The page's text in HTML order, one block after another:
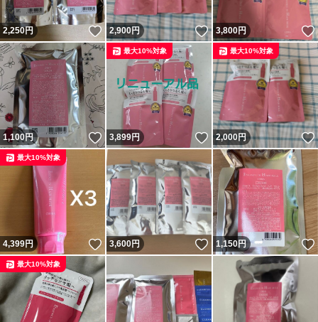
2,250円 いいね！
2,900円 いいね！
3,800円
1,100円 いいね！
3,899円 いいね！
最大10%対象
2,000円
最大10%対象
4,399円 いいね！
最大10%対象
3,600円 いいね！
1,150円
最大10%対象